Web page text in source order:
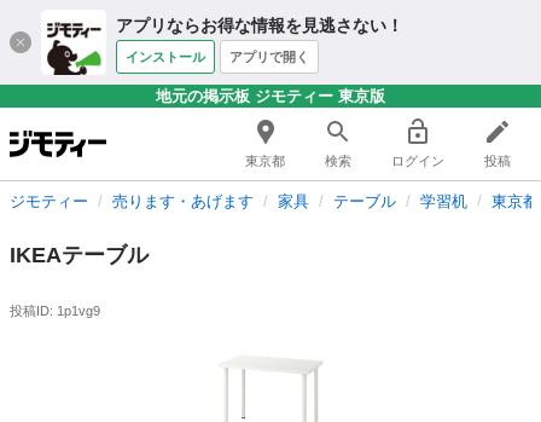
アプリならお得な情報を見逃さない！
インストール アプリで開く
地元の掲示板 ジモティー 東京版
東京都 検索 ログイン 投稿
ジモティー 売ります・あげます 家具 テーブル 学習机 東京
IKEAテーブル
投稿ID: 1p1vg9